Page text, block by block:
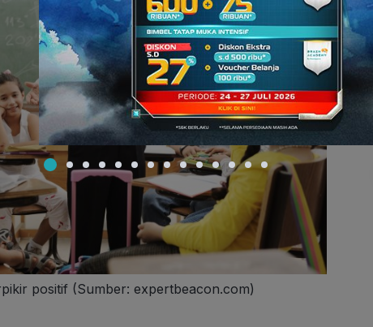
positif (Sumber: expertbeacon.com)